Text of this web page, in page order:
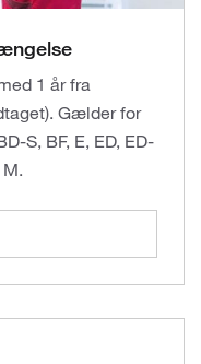
1 år fra
Gælder for
S, BF, E, ED, ED-